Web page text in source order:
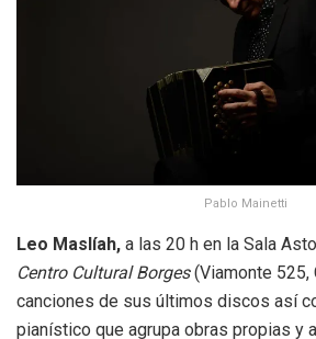
Pablo Mainetti
Leo Maslíah, a las 20 h en la Sala
Centro Cultural Borges(Viamonte 525,
canciones de sus últimos discos así
pianístico que agrupa obras propias y